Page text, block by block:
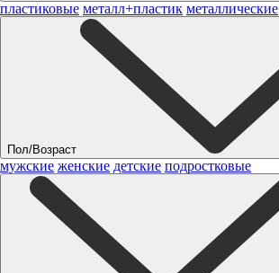
пластиковые металл+пластик металлические
Пол/Возраст
мужские женские детские подростковые